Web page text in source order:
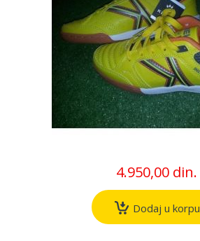
4.950,00 din.
Dodaj u korpu